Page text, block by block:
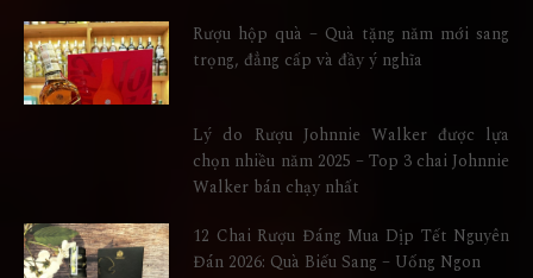
Rượu hộp quà – Quà tặng năm mới sang
trọng, đẳng cấp và đầy ý nghĩa
Lý do Rượu Johnnie Walker được lựa
chọn nhiều năm 2025 – Top 3 chai Johnnie
Walker bán chạy nhất
12 Chai Rượu Đáng Mua Dịp Tết Nguyên
Đán 2026: Quà Biếu Sang – Uống Ngon